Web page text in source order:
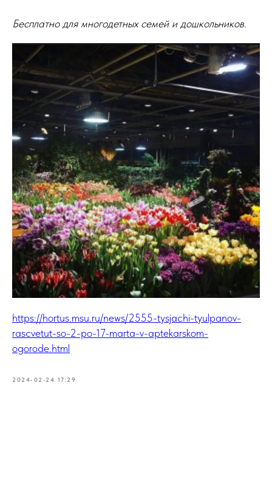
Бесплатно для многодетных семей и дошкольников.
https://hortus.msu.ru/news/2555-tysjachi-tyulpanov-
rascvetut-so-2-po-17-marta-v-aptekarskom-
ogorode.html
2024-02-24 17:29